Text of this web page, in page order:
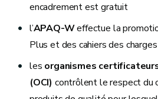
encadrement est gratuit
l’APAQ-Weffectue la
Plus et des cahiers des
les organismes
(OCI) contrôlent le respect du